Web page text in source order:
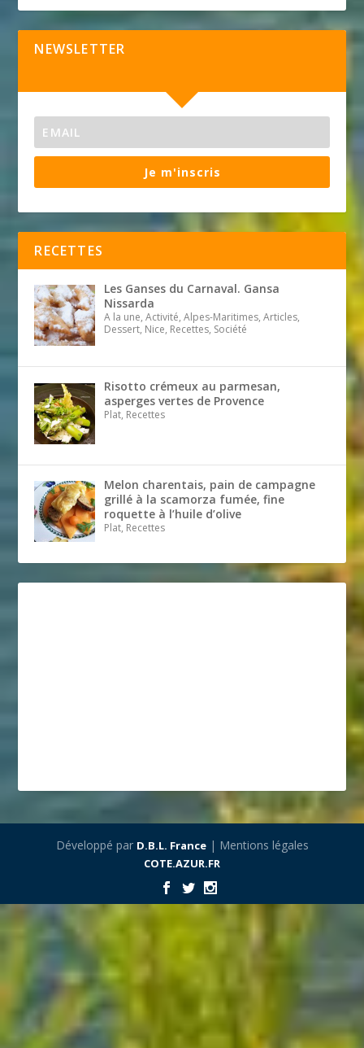
NEWSLETTER
Je m'inscris
RECETTES
Les Ganses du Carnaval. Gansa
Nissarda
A la une, Activité, Alpes-Maritimes, Articles,
Dessert, Nice, Recettes, Société
Risotto crémeux au parmesan,
asperges vertes de Provence
Plat, Recettes
Melon charentais, pain de campagne
grillé à la scamorza fumée, fine
roquette à l’huile d’olive
Plat, Recettes
Développé par D.B.L. France| Mentions légales
COTE.AZUR.FR